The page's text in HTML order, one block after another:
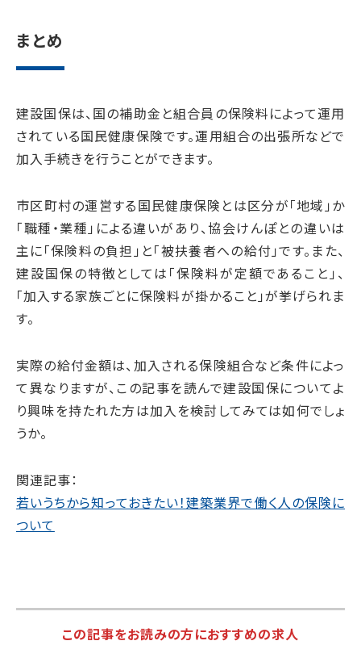
まとめ
建設国保は、国の補助金と組合員の保険料によって運用
されている国民健康保険です。運用組合の出張所などで
加入手続きを行うことができます。
市区町村の運営する国民健康保険とは区分が「地域」か
「職種・業種」による違いがあり、協会けんぽとの違いは
主に「保険料の負担」と「被扶養者への給付」です。また、
建設国保の特徴としては「保険料が定額であること」、
「加入する家族ごとに保険料が掛かること」が挙げられま
す。
実際の給付金額は、加入される保険組合など条件によっ
て異なりますが、この記事を読んで建設国保についてよ
り興味を持たれた方は加入を検討してみては如何でしょ
うか。
関連記事：
若いうちから知っておきたい！建築業界で働く人の保険に
ついて
この記事をお読みの方におすすめの求人